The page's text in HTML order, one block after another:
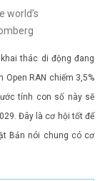
world’s
thác di động đang
Open RAN chiếm 3,5%
tính con số này sẽ
Đây là cơ hội tốt để
Bản nói chung có cơ